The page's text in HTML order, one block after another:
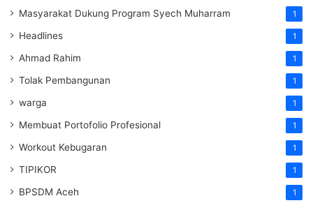
Masyarakat Dukung Program Syech Muharram 1
Headlines 1
Ahmad Rahim 1
Tolak Pembangunan 1
warga 1
Membuat Portofolio Profesional 1
Workout Kebugaran 1
TIPIKOR 1
BPSDM Aceh 1